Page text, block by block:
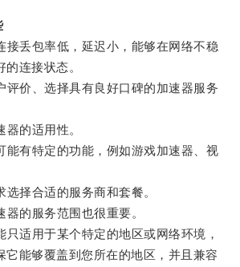
丢包率低，延迟小，能够在网络不稳
连接状态。
价、选择具有良好口碑的加速器服务
的适用性。
有特定的功能，例如游戏加速器、视
择合适的服务商和套餐。
的服务范围也很重要。
适用于某个特定的地区或网络环境，
它能够覆盖到您所在的地区，并且兼容